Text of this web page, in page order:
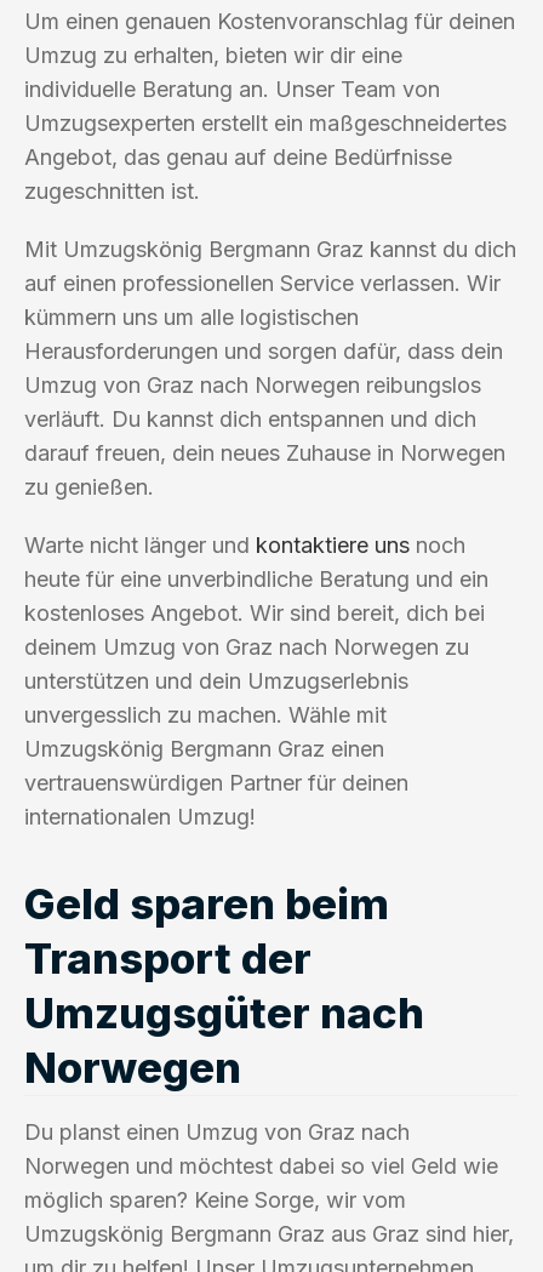
Um einen genauen Kostenvoranschlag für deinen
Umzug zu erhalten, bieten wir dir eine
individuelle Beratung an. Unser Team von
Umzugsexperten erstellt ein maßgeschneidertes
Angebot, das genau auf deine Bedürfnisse
zugeschnitten ist.
Mit Umzugskönig Bergmann Graz kannst du dich
auf einen professionellen Service verlassen. Wir
kümmern uns um alle logistischen
Herausforderungen und sorgen dafür, dass dein
Umzug von Graz nach Norwegen reibungslos
verläuft. Du kannst dich entspannen und dich
darauf freuen, dein neues Zuhause in Norwegen
zu genießen.
Warte nicht länger und kontaktiere uns noch
heute für eine unverbindliche Beratung und ein
kostenloses Angebot. Wir sind bereit, dich bei
deinem Umzug von Graz nach Norwegen zu
unterstützen und dein Umzugserlebnis
unvergesslich zu machen. Wähle mit
Umzugskönig Bergmann Graz einen
vertrauenswürdigen Partner für deinen
internationalen Umzug!
Geld sparen beim
Transport der
Umzugsgüter nach
Norwegen
Du planst einen Umzug von Graz nach
Norwegen und möchtest dabei so viel Geld wie
möglich sparen? Keine Sorge, wir vom
Umzugskönig Bergmann Graz aus Graz sind hier,